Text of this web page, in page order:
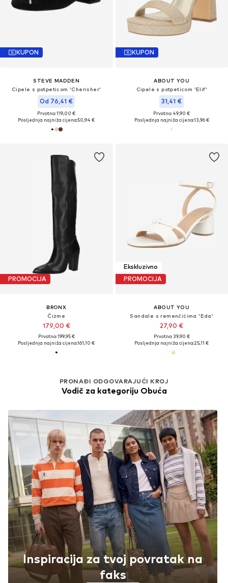
KUPON
STEVE MADDEN
Cipele s potpeticom 'Cherisher'
Od 76,41 €
Prvotno: 119,00 €
Posljednja najniža cijena:50,94 €
KUPON
ABOUT YOU
Cipele s potpeticom 'Elif'
31,41 €
Prvotno: 49,90 €
Posljednja najniža cijena:13,96 €
PROMOCIJA
BRONX
Čizme
179,00 €
Prvotno: 199,95 €
Posljednja najniža cijena:161,10 €
Ekskluzivno
PROMOCIJA
ABOUT YOU
Sandale s remenčićima 'Eda'
27,90 €
Prvotno: 39,90 €
Posljednja najniža cijena:25,11 €
PRONAĐI ODGOVARAJUĆI KROJ
Vodič za kategoriju Obuća
Inspiracija za tvoj povratak na
faks